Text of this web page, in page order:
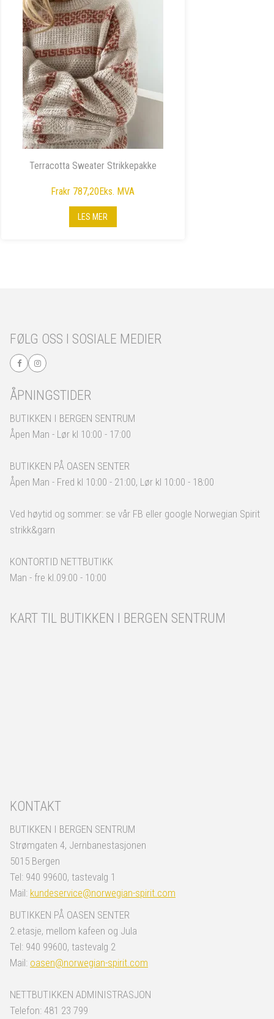
Terracotta Sweater Strikkepakke
Frakr 787,20Eks. MVA
LES MER
FØLG OSS I SOSIALE MEDIER
ÅPNINGSTIDER
BUTIKKEN I BERGEN SENTRUM
Åpen Man - Lør kl 10:00 - 17:00
BUTIKKEN PÅ OASEN SENTER
Åpen Man - Fred kl 10:00 - 21:00, Lør kl 10:00 - 18:00
Ved høytid og sommer: se vår FB eller google Norwegian Spirit
strikk&garn
KONTORTID NETTBUTIKK
Man - fre kl.09:00 - 10:00
KART TIL BUTIKKEN I BERGEN SENTRUM
KONTAKT
BUTIKKEN I BERGEN SENTRUM
Strømgaten 4, Jernbanestasjonen
5015 Bergen
Tel: 940 99600, tastevalg 1
Mail: kundeservice@norwegian-spirit.com
BUTIKKEN PÅ OASEN SENTER
2.etasje, mellom kafeen og Jula
Tel: 940 99600, tastevalg 2
Mail: oasen@norwegian-spirit.com
NETTBUTIKKEN ADMINISTRASJON
Telefon: 481 23 799